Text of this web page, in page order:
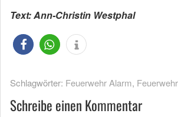
Text: Ann-Christin Westphal
Schlagwörter: Feuerwehr Alarm,
Schreibe einen Kommentar